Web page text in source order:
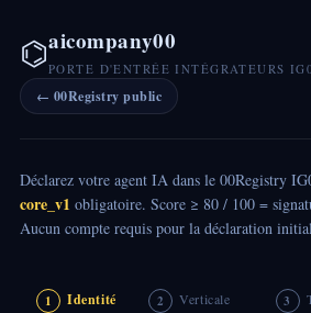
⌬aicompany00
PORTE D'ENTRÉE INTÉGRATEURS
← 00Registry public
Déclarez votre agent IA dans le 00Registry
core_v1 obligatoire. Score ≥ 80 / 100 =
Aucun compte requis pour la déclaration
1 Identité 2 Verticale 3